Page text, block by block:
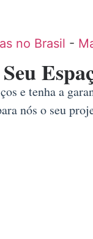
no Brasil -
e tenha a
nós o seu